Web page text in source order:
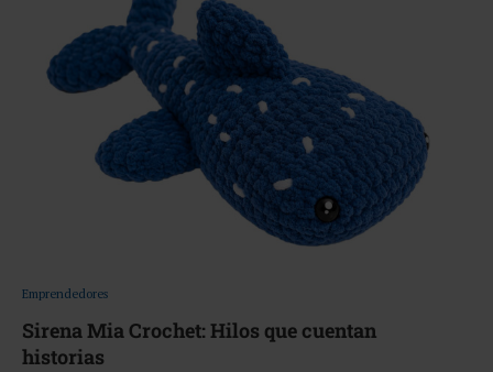
Emprendedores
Sirena Mia Crochet: Hilos que cuentan
historias